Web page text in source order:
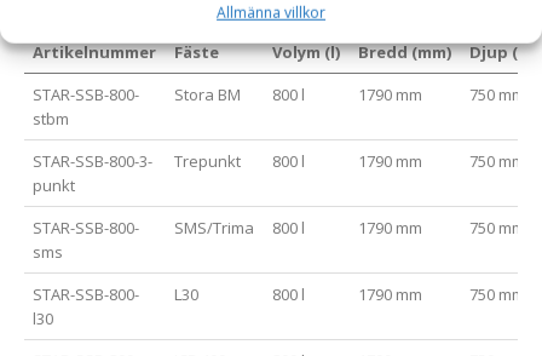
Allmänna villkor
Artikelnummer Fäste Volym (l) Bredd (mm)
Djup
STAR-SSB-800-
stbm
Stora BM 800 l 1790 mm 750 mm
STAR-SSB-800-3-
punkt
Trepunkt 800 l 1790 mm 750 mm
STAR-SSB-800-
sms
SMS/Trima 800 l 1790 mm 750 mm
STAR-SSB-800-
l30
L30 800 l 1790 mm 750 mm